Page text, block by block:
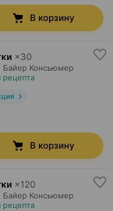
В корзину
×30
Байер Консьюмер
рецепта
В корзину
×120
Байер Консьюмер
рецепта